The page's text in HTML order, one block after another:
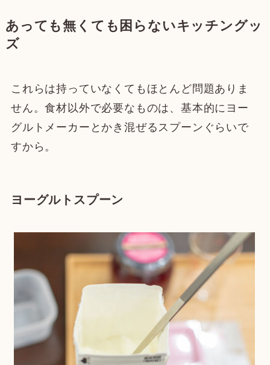
あっても無くても困らないキッチングッ
ズ
これらは持っていなくてもほとんど問題ありま
せん。食材以外で必要なものは、基本的にヨー
グルトメーカーとかき混ぜるスプーンぐらいで
すから。
ヨーグルトスプーン